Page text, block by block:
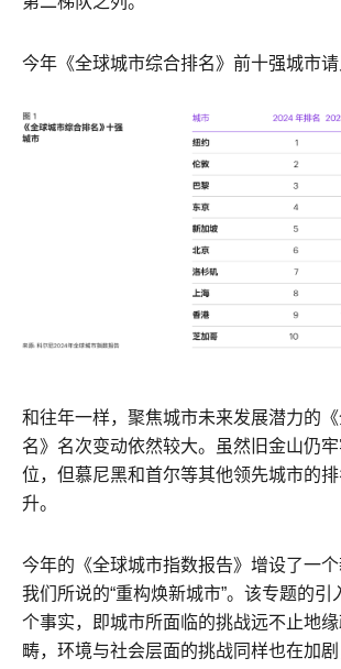
今年《全球城市综合排名》前十强城市请
和往年一样，聚焦城市未来发展潜力的
名》名次变动依然较大。虽然旧金山仍
位，但慕尼黑和首尔等其他领先城市的
升。
今年的《全球城市指数报告》增设了一
我们所说的“重构焕新城市”。该专题的引
个事实，即城市所面临的挑战远不止地
畴，环境与社会层面的挑战同样也在加